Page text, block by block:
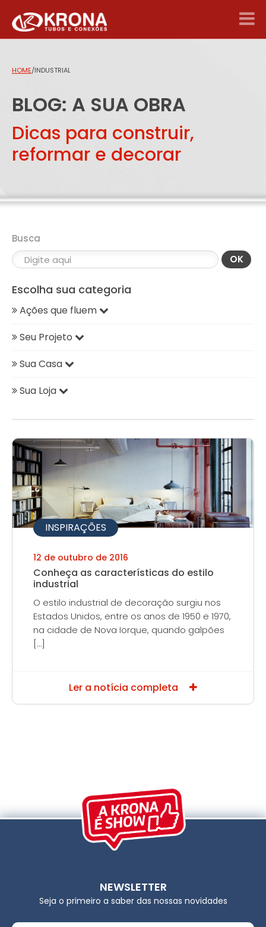
HOME/INDUSTRIAL
BLOG: A SUA OBRA
Dicas para construir,
reformar e decorar
Busca
OK
INSPIRAÇÕES
12 de outubro de 2016
Conheça as características do estilo
industrial
O estilo industrial de decoração surgiu nos
Estados Unidos, entre os anos de 1950 e 1970,
na cidade de Nova Iorque, quando galpões
[…]
Ler a notícia completa
Escolha sua categoria
Ações que fluem
Seu Projeto
Sua Casa
Sua Loja
NEWSLETTER
Seja o primeiro a saber das nossas novidades